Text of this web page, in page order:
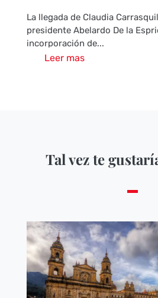
La llegada de Claudia
presidente Abelardo De la
incorporación de...
Leer mas
Tal vez te